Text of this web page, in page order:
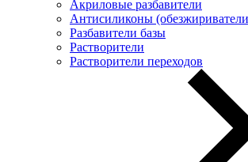
Акриловые разбавители
Антисиликоны
Разбавители базы
Растворители
Растворители переходов